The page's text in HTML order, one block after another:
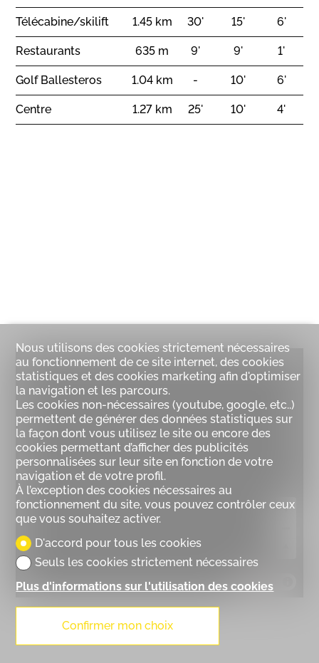
Télécabine/skilift 1.45 km 30' 15' 6'
Restaurants 635 m 9' 9' 1'
Golf Ballesteros 1.04 km - 10' 6'
Centre 1.27 km 25' 10' 4'
MapLibre
Nous utilisons des cookies strictement nécessaires
au fonctionnement de ce site internet, des cookies
statistiques et des cookies marketing afin d'optimiser
la navigation et les parcours.
Les cookies non-nécessaires (youtube, google, etc..)
permettent de générer des données statistiques sur
la façon dont vous utilisez le site ou encore des
cookies permettant d’afficher des publicités
personnalisées sur leur site en fonction de votre
navigation et de votre profil.
À l’exception des cookies nécessaires au
fonctionnement du site, vous pouvez contrôler ceux
que vous souhaitez activer.
D'accord pour tous les cookies
Seuls les cookies strictement nécessaires
Plus d'informations sur l'utilisation des cookies
Confirmer mon choix